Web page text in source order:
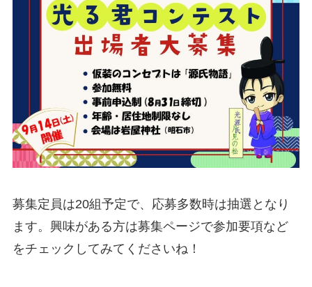
募集定員は20組予定で、応募多数時は抽選となり
ます。興味がある方は募集ページで参加要項など
をチェックしてみてくださいね！